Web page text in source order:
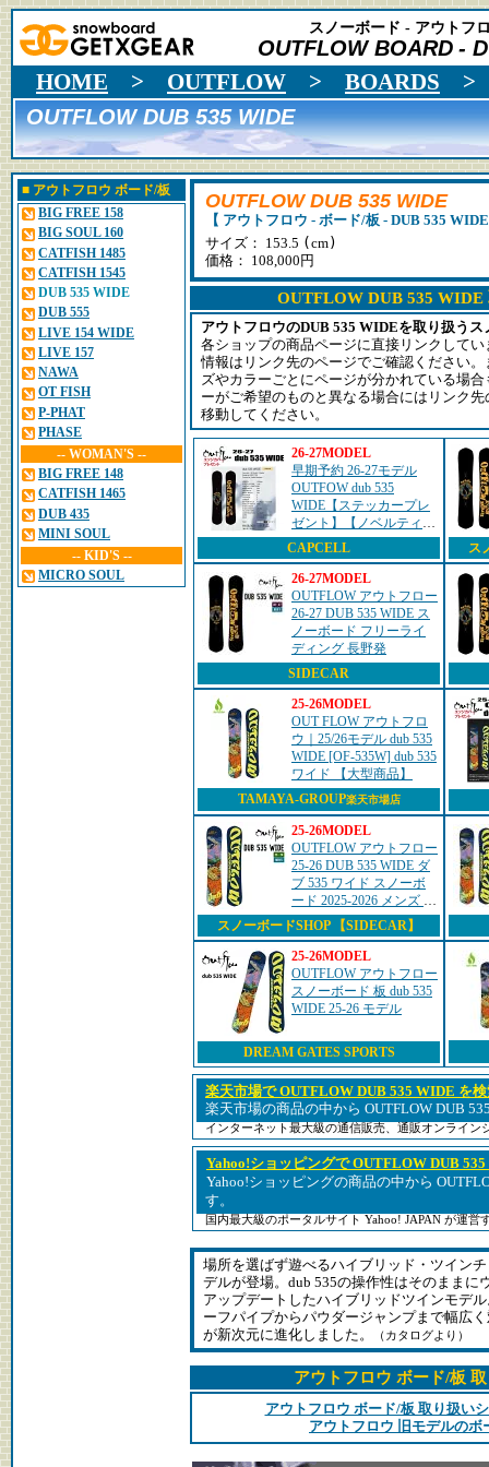
スノーボード - アウトフ
OUTFLOW BOARD -
HOME > OUTFLOW > BOARDS
OUTFLOW DUB 535 WIDE
■ アウトフロウ ボード/板
BIG FREE 158
BIG SOUL 160
CATFISH 1485
CATFISH 1545
DUB 535 WIDE
DUB 555
LIVE 154 WIDE
LIVE 157
NAWA
OT FISH
P-PHAT
PHASE
-- WOMAN'S --
BIG FREE 148
CATFISH 1465
DUB 435
MINI SOUL
-- KID'S --
MICRO SOUL
OUTFLOW DUB 535 WIDE
【 アウトフロウ - ボード/板 - DUB 535
サイズ： 153.5 ( cm)
価格： 108,000円
OUTFLOW DUB 535 WIDE
アウトフロウのDUB 535 WIDEを取り扱う
各ショップの商品ページに直接リンクして
情報はリンク先のページでご確認ください
ズやカラーごとにページが分かれている場
ーがご希望のものと異なる場合にはリンク
移動してください。
26-27MODEL
早期予約 26-27モデル
OUTFOW dub 535
WIDE【ステッカープレ
ゼント】【ノベルティプ
レゼント】【チューンサ
ービス】【ショートビス
サービス】【送料無料】
（※北海道/沖...
CAPCELL
ス
26-27MODEL
OUTFLOW アウトフロー
26-27 DUB 535 WIDE ス
ノーボード フリーライ
ディング 長野発
SIDECAR
25-26MODEL
OUT FLOW アウトフロ
ウ｜25/26モデル dub 535
WIDE [OF-535W] dub 535
ワイド 【大型商品】
TAMAYA-GROUP楽天市場店
25-26MODEL
OUTFLOW アウトフロー
25-26 DUB 535 WIDE ダ
ブ 535 ワイド スノーボ
ード 2025-2026 メンズ ツ
インチップ
スノーボードSHOP 【SIDECAR】
25-26MODEL
OUTFLOW アウトフロー
スノーボード 板 dub 535
WIDE 25-26 モデル
DREAM GATES SPORTS
楽天市場で OUTFLOW DUB 535 WIDE を
楽天市場の商品の中から OUTFLOW DUB
インターネット最大級の通信販売、通販オンライン
Yahoo!ショッピングで OUTFLOW DUB
Yahoo!ショッピングの商品の中から
す。
国内最大級のポータルサイト Yahoo! JAPAN が運営
場所を選ばず遊べるハイブリッド・ツイン
デルが登場。dub 535の操作性はそのままに
アップデートしたハイブリッドツインモデ
ーフパイプからパウダージャンプまで幅広
が新次元に進化しました。
（カタログより）
アウトフロウ ボード/板
アウトフロウ ボード/板 取り扱い
アウトフロウ 旧モデルのボ